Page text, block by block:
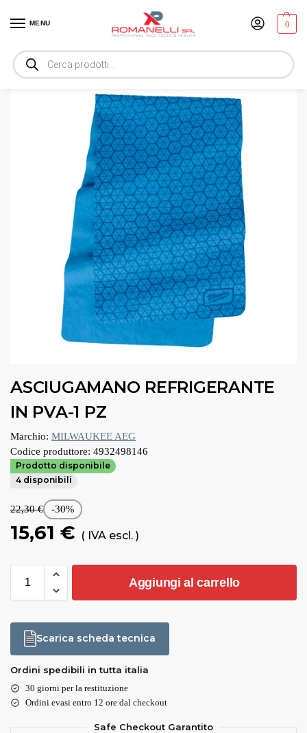
MENU 0
Home / Sicurezza sul lavoro
ASCIUGAMANO REFRIGERANTE
IN PVA-1 PZ
Marchio: MILWAUKEE AEG
Codice produttore: 4932498146
Prodotto disponibile
4 disponibili
22,30€ -30%
15,61 € ( IVA escl. )
Aggiungi al carrello
Scarica scheda tecnica
Ordini spedibili in tutta italia
30 giorni per la restituzione
Ordini evasi entro 12 ore dal checkout
Safe Checkout Garantito